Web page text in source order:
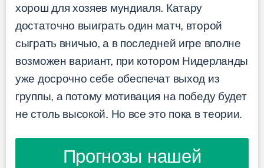
хорош для хозяев мундиаля. Катару
достаточно выиграть один матч, второй
сыграть вничью, а в последней игре вполне
возможен вариант, при котором Нидерланды
уже досрочно себе обеспечат выход из
группы, а потому мотивация на победу будет
не столь высокой. Но все это пока в теории.
Прогнозы нашей